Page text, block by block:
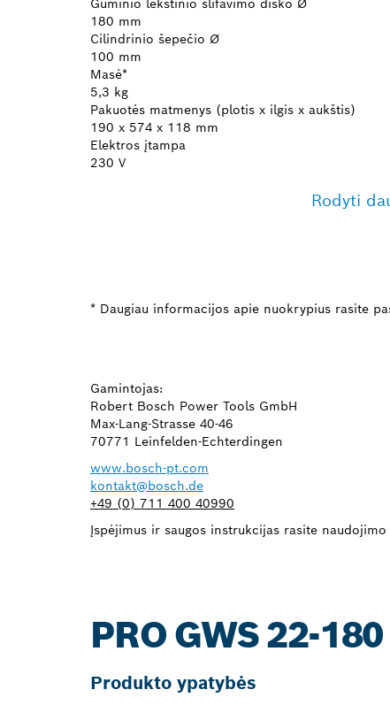
Guminio lėkštinio šlifavimo disko Ø
180 mm
Cilindrinio šepečio Ø
100 mm
Masė*
5,3 kg
Pakuotės matmenys (plotis x ilgis x aukštis)
190 x 574 x 118 mm
Elektros įtampa
230 V
Rodyti
* Daugiau informacijos apie nuokrypius rasite
Gamintojas:
Robert Bosch Power Tools GmbH
Max-Lang-Strasse 40-46
70771 Leinfelden-Echterdingen
www.bosch-pt.com
kontakt@bosch.de
+49 (0) 711 400 40990
Įspėjimus ir saugos instrukcijas rasite
PRO GWS 22-
Produkto ypatybės